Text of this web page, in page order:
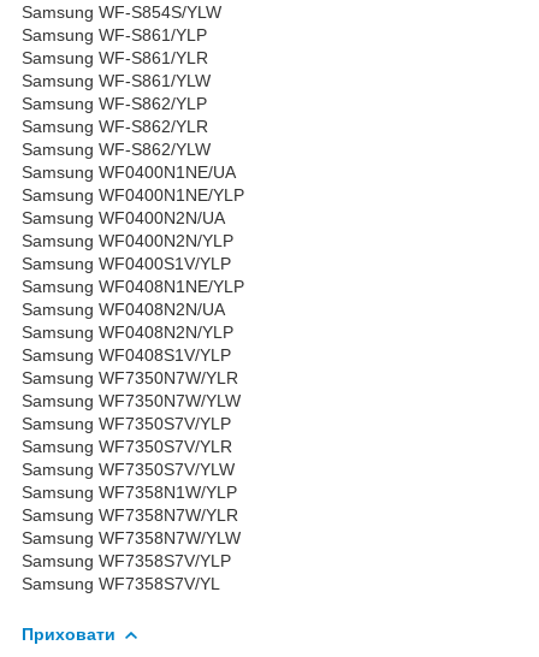
Samsung WF-S854S/YLW
Samsung WF-S861/YLP
Samsung WF-S861/YLR
Samsung WF-S861/YLW
Samsung WF-S862/YLP
Samsung WF-S862/YLR
Samsung WF-S862/YLW
Samsung WF0400N1NE/UA
Samsung WF0400N1NE/YLP
Samsung WF0400N2N/UA
Samsung WF0400N2N/YLP
Samsung WF0400S1V/YLP
Samsung WF0408N1NE/YLP
Samsung WF0408N2N/UA
Samsung WF0408N2N/YLP
Samsung WF0408S1V/YLP
Samsung WF7350N7W/YLR
Samsung WF7350N7W/YLW
Samsung WF7350S7V/YLP
Samsung WF7350S7V/YLR
Samsung WF7350S7V/YLW
Samsung WF7358N1W/YLP
Samsung WF7358N7W/YLR
Samsung WF7358N7W/YLW
Samsung WF7358S7V/YLP
Samsung WF7358S7V/YL
Приховати